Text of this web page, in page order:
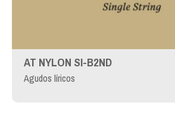
AT NYLON SI-B2ND
Agudos líricos